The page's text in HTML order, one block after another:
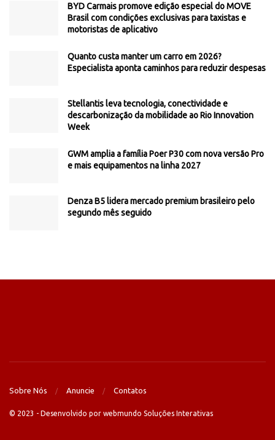
BYD Carmais promove edição especial do MOVE
Brasil com condições exclusivas para taxistas e
motoristas de aplicativo
Quanto custa manter um carro em 2026?
Especialista aponta caminhos para reduzir despesas
Stellantis leva tecnologia, conectividade e
descarbonização da mobilidade ao Rio Innovation
Week
GWM amplia a família Poer P30 com nova versão Pro
e mais equipamentos na linha 2027
Denza B5 lidera mercado premium brasileiro pelo
segundo mês seguido
Sobre Nós Anuncie Contatos
© 2023 - Desenvolvido por webmundo Soluções Interativas